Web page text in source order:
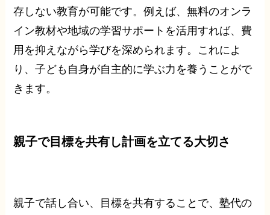
存しない教育が可能です。例えば、無料のオンラ
イン教材や地域の学習サポートを活用すれば、費
用を抑えながら学びを深められます。これによ
り、子ども自身が自主的に学ぶ力を養うことがで
きます。
親子で目標を共有し計画を立てる大切さ
親子で話し合い、目標を共有することで、塾代の